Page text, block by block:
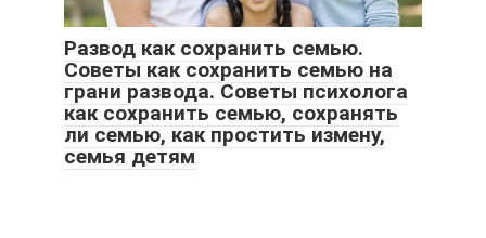
Развод как сохранить семью.
Советы как сохранить семью на
грани развода. Советы психолога
как сохранить семью, сохранять
ли семью, как простить измену,
семья детям